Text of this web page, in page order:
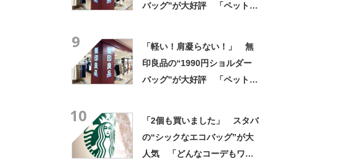
バッグ”が大好評 「ペットボ
9
「軽い！肩凝らない！」 無
印良品の“1990円ショルダー
バッグ”が大好評 「ペットボ
10
「2個も買いました」 スタバ
の“シックなエコバッグ”が大
人気 「どんなコーデもワン